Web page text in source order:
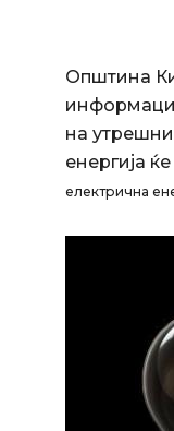
Општина
на
енергија
електрична